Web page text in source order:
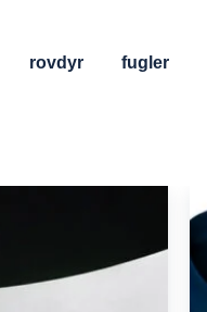
rovdyr fugler